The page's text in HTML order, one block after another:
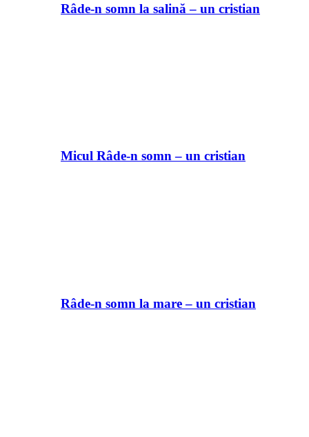
Râde-n somn la salină – un cristian
Micul Râde-n somn – un cristian
Râde-n somn la mare – un cristian